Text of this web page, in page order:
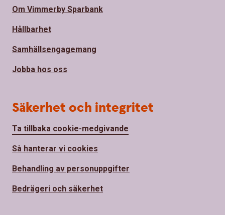
Om Vimmerby Sparbank
Hållbarhet
Samhällsengagemang
Jobba hos oss
Säkerhet och integritet
Ta tillbaka cookie-medgivande
Så hanterar vi cookies
Behandling av personuppgifter
Bedrägeri och säkerhet